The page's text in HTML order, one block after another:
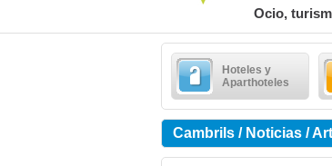
Ocio,
Hoteles y
Aparthoteles
Cambrils / Noticias /